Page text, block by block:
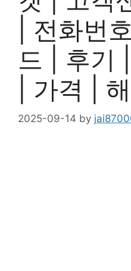
| 전화번
드 | 후기
| 가격 |
2025-09-14 by